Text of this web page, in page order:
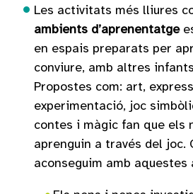
Les activitats més lliures
ambients d’aprenentatge
en espais preparats per
conviure, amb altres
Propostes com: art,
experimentació, joc
contes i màgic fan que els
aprenguin a través del joc.
aconseguim amb